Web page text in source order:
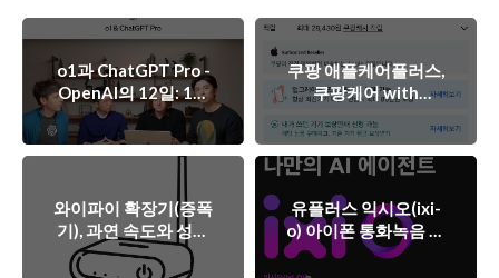
o1과 ChatGPT Pro -
OpenAI의 12일: 1일
차
쿠팡 애플케어플러스,
쿠팡케어 with
차이(아이폰)
와이파이 확장기(증폭
기), 과연 속도와 성능
에 도움이 될까?
유플러스 익시오(ixi-
o) 아이폰 통화녹음 사
용기(가입/해지)